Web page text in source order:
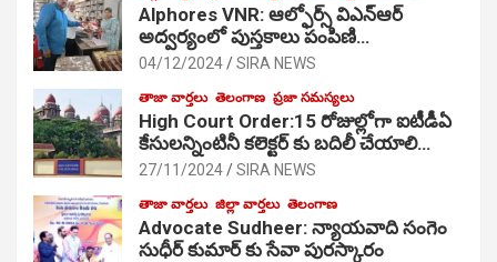
Alphores VNR: ఆల్ఫోర్స్ విఎన్ఆర్
అద్వర్యంలో పుస్తకాలు పంపిణి…
04/12/2024 SIRA NEWS
తాజా వార్తలు తెలంగాణ ప్రజా సమస్యలు
High Court Order:15 రోజుల్లోగా ఐటీడీఏ
కేసులన్నింటినీ కలెక్టర్ కు బదిలీ చేయాలి…
27/11/2024 SIRA NEWS
తాజా వార్తలు జిల్లా వార్తలు తెలంగాణ
Advocate Sudheer: న్యాయవాది సంగెం
సుధీర్ కుమార్ కు సేవా పురస్కారం